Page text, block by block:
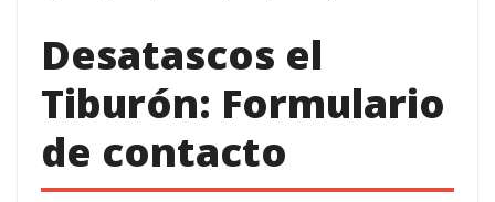
Desatascos el
Tiburón: Formulario
de contacto